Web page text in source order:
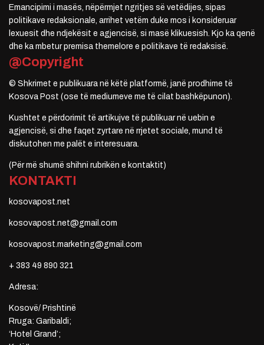
Emancipimi i masës, nëpërmjet ngritjes së vetëdijes, sipas
politikave redaksionale, arrihet vetëm duke mos i konsideruar
lexuesit dhe ndjekësit e agjencisë, si masë klikuesish. Kjo ka qenë
dhe ka mbetur premisa themelore e politikave të redaksisë.
@Copyright
© Shkrimet e publikuara në këtë platformë, janë prodhime të
Kosova Post (ose të mediumeve me të cilat bashkëpunon).
Kushtet e përdorimit të artikujve të publikuar në uebin e
agjencisë, si dhe faqet zyrtare në rrjetet sociale, mund të
diskutohen me palët e interesuara.
(Për më shumë shihni rubrikën e kontaktit)
KONTAKTI
kosovapost.net
kosovapost.net@gmail.com
kosovapost.marketing@gmail.com
+ 383 49 890 321
Adresa:
Kosovë/ Prishtinë
Rruga: Garibaldi;
‘Hotel Grand’;